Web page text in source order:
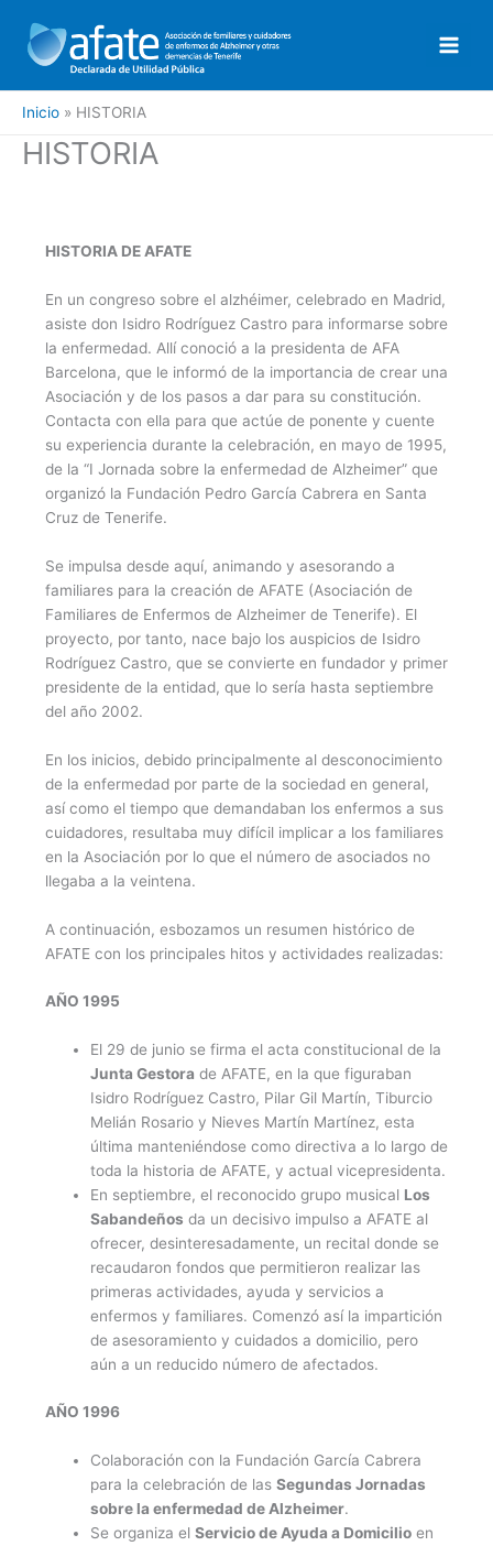
contenido
Inicio HISTORIA
HISTORIA
HISTORIA DE AFATE
En un congreso sobre el alzhéimer, celebrado en Madrid,
asiste don Isidro Rodríguez Castro para informarse sobre
la enfermedad. Allí conoció a la presidenta de AFA
Barcelona, que le informó de la importancia de crear una
Asociación y de los pasos a dar para su constitución.
Contacta con ella para que actúe de ponente y cuente
su experiencia durante la celebración, en mayo de 1995,
de la “I Jornada sobre la enfermedad de Alzheimer” que
organizó la Fundación Pedro García Cabrera en Santa
Cruz de Tenerife.
Se impulsa desde aquí, animando y asesorando a
familiares para la creación de AFATE (Asociación de
Familiares de Enfermos de Alzheimer de Tenerife). El
proyecto, por tanto, nace bajo los auspicios de Isidro
Rodríguez Castro, que se convierte en fundador y primer
presidente de la entidad, que lo sería hasta septiembre
del año 2002.
En los inicios, debido principalmente al desconocimiento
de la enfermedad por parte de la sociedad en general,
así como el tiempo que demandaban los enfermos a sus
cuidadores, resultaba muy difícil implicar a los familiares
en la Asociación por lo que el número de asociados no
llegaba a la veintena.
A continuación, esbozamos un resumen histórico de
AFATE con los principales hitos y actividades realizadas:
AÑO 1995
El 29 de junio se firma el acta constitucional de la
Junta Gestora de AFATE, en la que figuraban
Isidro Rodríguez Castro, Pilar Gil Martín, Tiburcio
Melián Rosario y Nieves Martín Martínez, esta
última manteniéndose como directiva a lo largo de
toda la historia de AFATE, y actual vicepresidenta.
En septiembre, el reconocido grupo musical Los
Sabandeños da un decisivo impulso a AFATE al
ofrecer, desinteresadamente, un recital donde se
recaudaron fondos que permitieron realizar las
primeras actividades, ayuda y servicios a
enfermos y familiares. Comenzó así la impartición
de asesoramiento y cuidados a domicilio, pero
aún a un reducido número de afectados.
AÑO 1996
Colaboración con la Fundación García Cabrera
para la celebración de las Segundas Jornadas
sobre la enfermedad de Alzheimer.
Se organiza el Servicio de Ayuda a Domicilioen